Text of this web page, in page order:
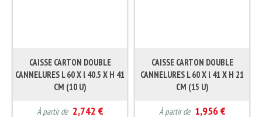
CAISSE CARTON DOUBLE
CANNELURES L 60 X l 40.5 X H 41
CM (10 U)
À partir de 2,742 €
CAISSE CARTON DOUBLE
CANNELURES L 60 X l 41 X H 21
CM (15 U)
À partir de 1,956 €